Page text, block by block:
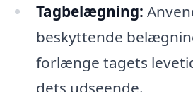
Tagbelægning:
beskyttende
forlænge tagets
dets udseende.